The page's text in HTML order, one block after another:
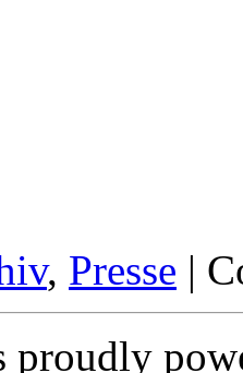
, Presse |
proudly